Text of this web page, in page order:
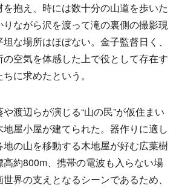
抱え、時には数十分の山道を歩いた
りながら沢を渡って滝の裏側の撮影現
な場所はほぼない。金子監督日く、
空気を体感した上で役として存在す
に求めたという。
渡辺らが演じる“山の民”が仮住まい
地屋小屋が建てられた。器作りに適し
の山を移動する木地屋が好む広葉樹
約800m、携帯の電波も入らない場
界の支えとなるシーンであるため、